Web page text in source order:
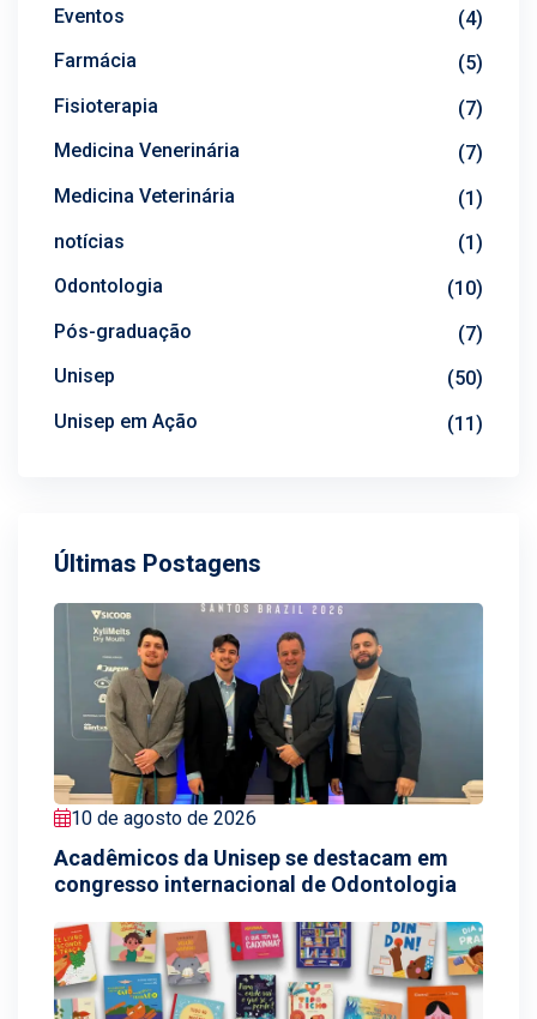
Eventos
(4)
Farmácia
(5)
Fisioterapia
(7)
Medicina Venerinária
(7)
Medicina Veterinária
(1)
notícias
(1)
Odontologia
(10)
Pós-graduação
(7)
Unisep
(50)
Unisep em Ação
(11)
Últimas Postagens
10 de agosto de 2026
Acadêmicos da Unisep se destacam em
congresso internacional de Odontologia